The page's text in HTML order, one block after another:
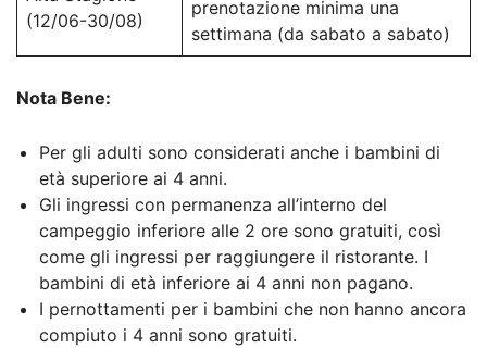
(12/06-30/08)
prenotazione minima una
settimana (da sabato a sabato)
Nota Bene:
Per gli adulti sono considerati anche i bambini di
età superiore ai 4 anni.
Gli ingressi con permanenza all’interno del
campeggio inferiore alle 2 ore sono gratuiti, così
come gli ingressi per raggiungere il ristorante. I
bambini di età inferiore ai 4 anni non pagano.
I pernottamenti per i bambini che non hanno ancora
compiuto i 4 anni sono gratuiti.